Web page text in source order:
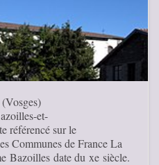
et-
référencé sur le
Communes de France La
Bazoilles date du xe siècle.